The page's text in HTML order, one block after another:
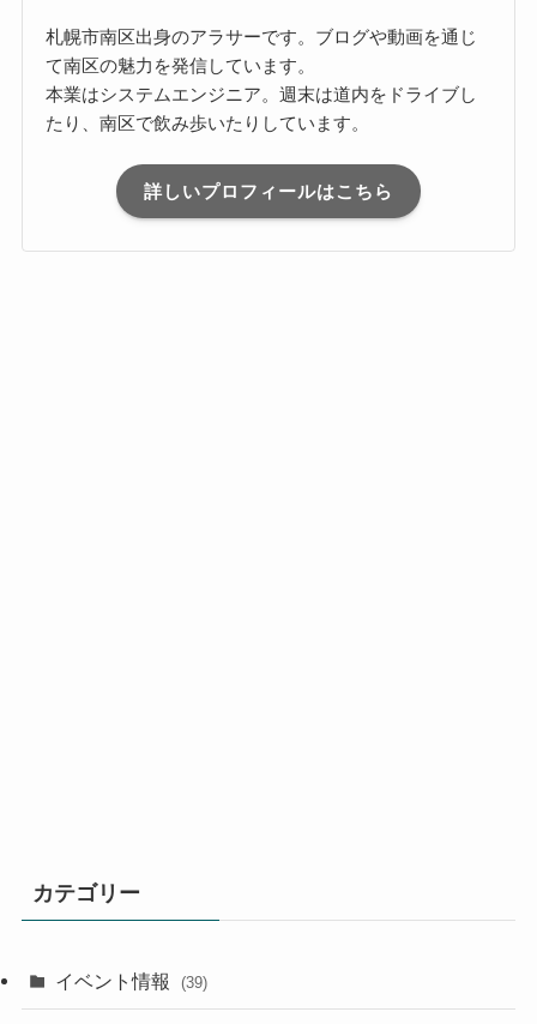
札幌市南区出身のアラサーです。ブログや動画を通じ
て南区の魅力を発信しています。
本業はシステムエンジニア。週末は道内をドライブし
たり、南区で飲み歩いたりしています。
詳しいプロフィールはこちら
カテゴリー
イベント情報 (39)